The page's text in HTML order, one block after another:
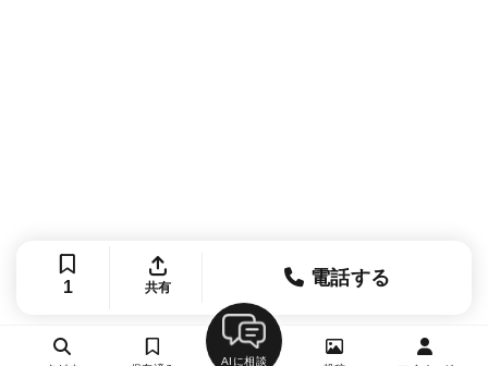
1 共有 電話する
AIに相談